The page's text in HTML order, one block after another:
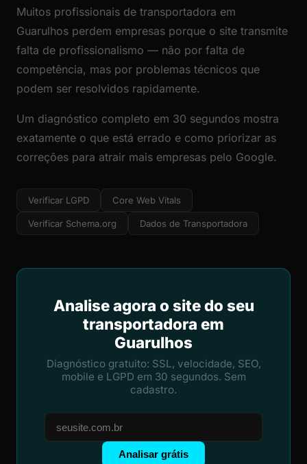
Muitos profissionais de transportadora em
Guarulhos perdem empresas porque o site transmite
falta de profissionalismo — não por falta de
competência, mas por problemas técnicos que
podem ser resolvidos rapidamente.
Um diagnóstico completo em 30 segundos mostra
exatamente o que está errado e como priorizar as
correções para atrair mais empresas pelo Google.
Verificar LGPD Core Web Vitals
Verificar Schema.org Dados de Transportadora
Analise agora o site do seu
transportadora em
Guarulhos
Diagnóstico gratuito: SSL, velocidade, SEO,
mobile e LGPD em 30 segundos. Sem
cadastro.
Analisar grátis